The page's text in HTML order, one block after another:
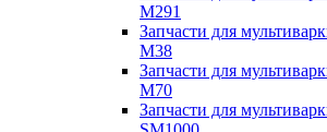
M291
Запчасти для
M38
Запчасти для
M70
Запчасти для